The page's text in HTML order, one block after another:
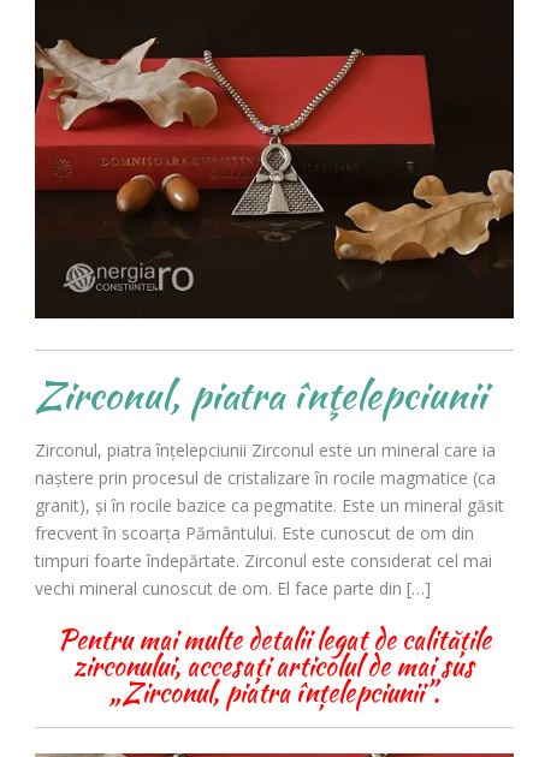
Zirconul, piatra înţelepciunii
Zirconul, piatra înţelepciunii Zirconul este un mineral care ia
naştere prin procesul de cristalizare în rocile magmatice (ca
granit), şi în rocile bazice ca pegmatite. Este un mineral găsit
frecvent în scoarţa Pământului. Este cunoscut de om din
timpuri foarte îndepărtate. Zirconul este considerat cel mai
vechi mineral cunoscut de om. El face parte din […]
Pentru mai multe detalii legat de calitățile
zirconului, accesați articolul de mai sus
„Zirconul, piatra înțelepciunii”.